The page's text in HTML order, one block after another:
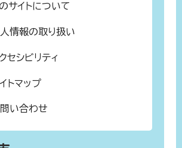
サイトについて
情報の取り扱い
セシビリティ
トマップ
い合わせ